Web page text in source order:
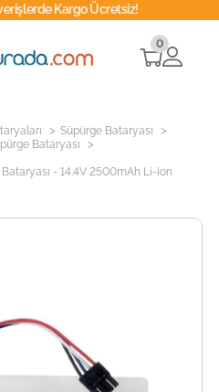
Kargo Ücretsiz!
0
> Süpürge Bataryası >
Bataryası >
- 14.4V 2500mAh Li-ion